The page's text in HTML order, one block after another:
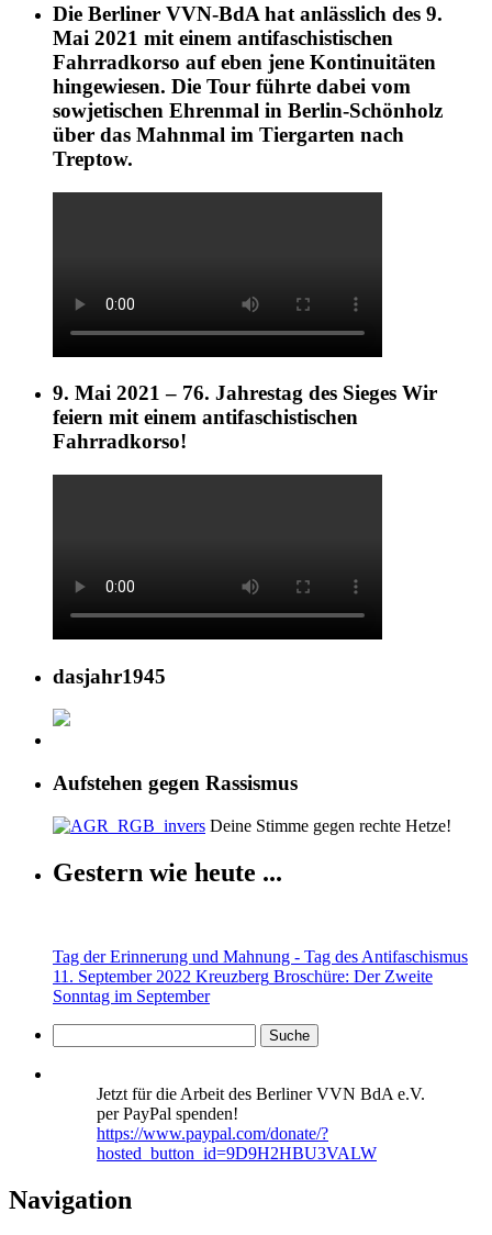
Die Berliner VVN-BdA hat anlässlich des 9.
Mai 2021 mit einem antifaschistischen
Fahrradkorso auf eben jene Kontinuitäten
hingewiesen. Die Tour führte dabei vom
sowjetischen Ehrenmal in Berlin-Schönholz
über das Mahnmal im Tiergarten nach
Treptow.
9. Mai 2021 – 76. Jahrestag des Sieges Wir
feiern mit einem antifaschistischen
Fahrradkorso!
dasjahr1945
Aufstehen gegen Rassismus
Deine Stimme gegen rechte Hetze!
Gestern wie heute ...
Tag der Erinnerung und Mahnung - Tag des Antifaschismus
11. September 2022 Kreuzberg Broschüre: Der Zweite
Sonntag im September
Jetzt für die Arbeit des Berliner VVN BdA e.V.
per PayPal spenden!
https://www.paypal.com/donate/?
hosted_button_id=9D9H2HBU3VALW
Navigation